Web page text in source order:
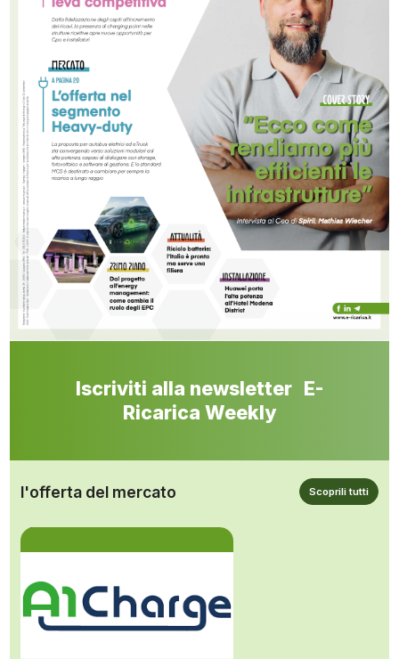
Iscriviti alla newsletter E-
Ricarica Weekly
l'offerta del mercato Scoprili tutti